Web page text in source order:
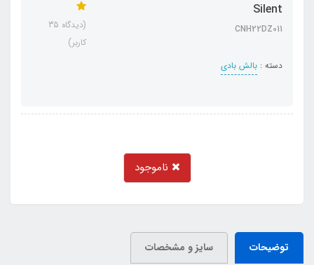
Silent
CNH22DZ011
دسته : بالش بادی
(دیدگاه 35
کاربر)
ناموجود
توضیحات سایز و مشخصات